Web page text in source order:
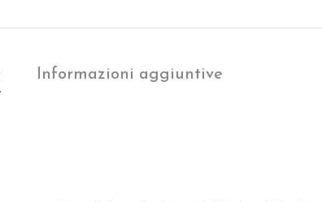
Informazioni aggiuntive